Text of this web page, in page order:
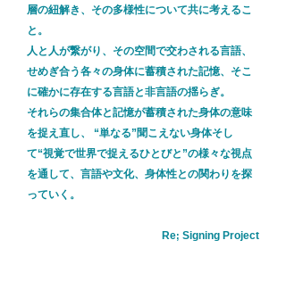
層の紐解き、その多様性について共に考えるこ
と。
人と人が繋がり、その空間で交わされる言語、
せめぎ合う各々の身体に蓄積された記憶、そこ
に確かに存在する言語と非言語の揺らぎ。
それらの集合体と記憶が蓄積された身体の意味
を捉え直し、 “単なる”聞こえない身体そし
て“視覚で世界で捉えるひとびと”の様々な視点
を通して、言語や文化、身体性との関わりを探
っていく。
Re; Signing Project